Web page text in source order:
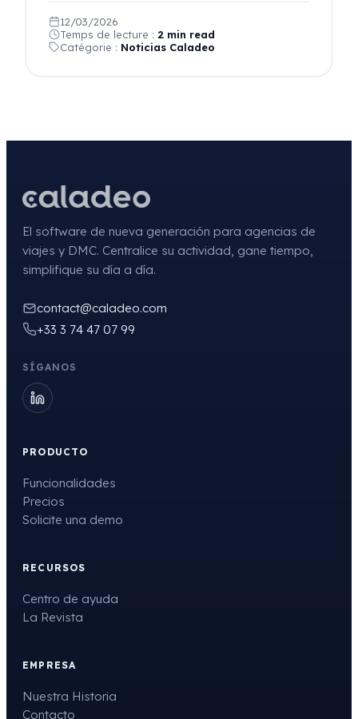
12/03/2026
Temps de lecture : 2 min read
Catégorie : Noticias Caladeo
El software de nueva generación para agencias de
viajes y DMC. Centralice su actividad, gane tiempo,
simplifique su día a día.
contact@caladeo.com
+33 3 74 47 07 99
SÍGANOS
PRODUCTO
Funcionalidades
Precios
Solicite una demo
RECURSOS
Centro de ayuda
La Revista
EMPRESA
Nuestra Historia
Contacto